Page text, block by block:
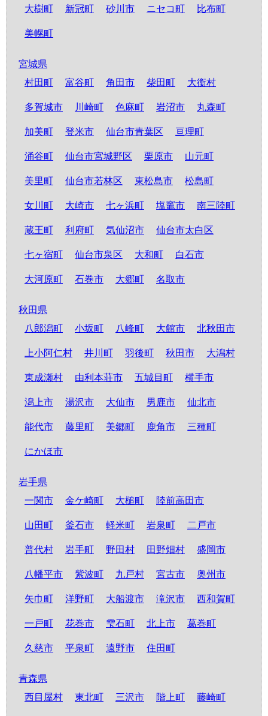
大樹町 新冠町 砂川市 ニセコ町 比布町
美幌町
宮城県
村田町
富谷町 角田市 柴田町 大衡村
多賀城市 川崎町 色麻町 岩沼市 丸森町
加美町 登米市 仙台市青葉区 亘理町
涌谷町 仙台市宮城野区 栗原市 山元町
美里町 仙台市若林区 東松島市 松島町
女川町 大崎市 七ヶ浜町 塩竈市 南三陸町
蔵王町 利府町 気仙沼市 仙台市太白区
七ヶ宿町 仙台市泉区 大和町 白石市
大河原町 石巻市 大郷町 名取市
秋田県
八郎潟町
小坂町 八峰町 大館市 北秋田市
上小阿仁村 井川町 羽後町 秋田市 大潟村
東成瀬村 由利本荘市 五城目町 横手市
潟上市 湯沢市 大仙市 男鹿市 仙北市
能代市 藤里町 美郷町 鹿角市 三種町
にかほ市
岩手県
一関市
金ケ崎町 大槌町 陸前高田市
山田町 釜石市 軽米町 岩泉町 二戸市
普代村 岩手町 野田村 田野畑村 盛岡市
八幡平市 紫波町 九戸村 宮古市 奥州市
矢巾町 洋野町 大船渡市 滝沢市 西和賀町
一戸町 花巻市 雫石町 北上市 葛巻町
久慈市 平泉町 遠野市 住田町
青森県
西目屋村
東北町 三沢市 階上町 藤崎町